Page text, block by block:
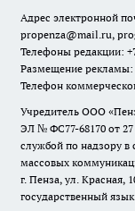
Адрес электронной
propenza@mail.ru,
Телефоны редакции:
Размещение
Телефон
Учредитель ООО
ЭЛ № ФС77-68170 от 27
службой по надзору
массовых
г. Пенза, ул. Красная,
государственный